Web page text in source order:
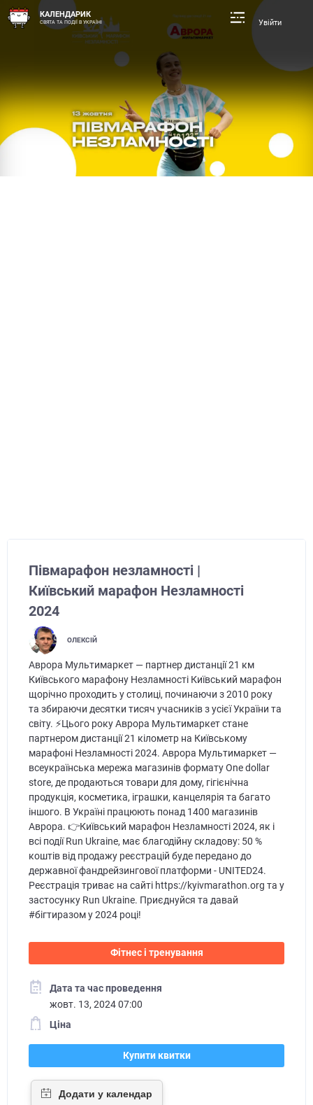
КАЛЕНДАРИК
СВЯТА ТА ПОДІЇ В УКРАЇНІ Увійти
Півмарафон незламності |
Київський марафон Незламності
2024
ОЛЕКСІЙ
Аврора Мультимаркет — партнер дистанції 21 км
Київського марафону Незламності Київський марафон
щорічно проходить у столиці, починаючи з 2010 року
та збираючи десятки тисяч учасників з усієї України та
світу. ⚡️Цього року Аврора Мультимаркет стане
партнером дистанції 21 кілометр на Київському
марафоні Незламності 2024. Аврора Мультимаркет —
всеукраїнська мережа магазинів формату One dollar
store, де продаються товари для дому, гігієнічна
продукція, косметика, іграшки, канцелярія та багато
іншого. В Україні працюють понад 1400 магазинів
Аврора. 👉Київський марафон Незламності 2024, як і
всі події Run Ukraine, має благодійну складову: 50 %
коштів від продажу реєстрацій буде передано до
державної фандрейзингової платформи - UNITED24.
Реєстрація триває на сайті https://kyivmarathon.org та у
застосунку Run Ukraine. Приєднуйся та давай
#бігтиразом у 2024 році!
Фітнес і тренування
Дата та час проведення
жовт. 13, 2024 07:00
Ціна
Купити квитки